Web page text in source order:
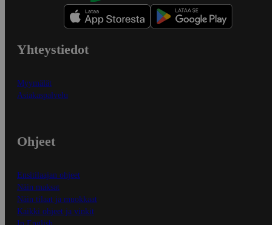
Yhteystiedot
Myymälät
Asiakaspalvelu
Ohjeet
Ensitilaajan ohjeet
Näin maksat
Näin tilaat ja muokkaat
Kaikki ohjeet ja vinkit